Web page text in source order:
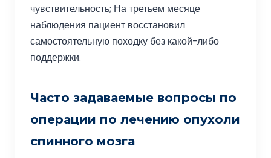
чувствительность; На третьем месяце
наблюдения пациент восстановил
самостоятельную походку без какой-либо
поддержки.
Часто задаваемые вопросы по
операции по лечению опухоли
спинного мозга